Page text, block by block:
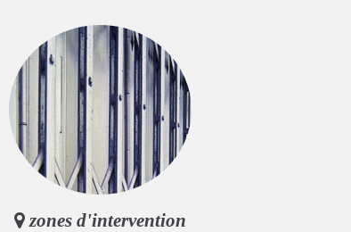
zones d'intervention